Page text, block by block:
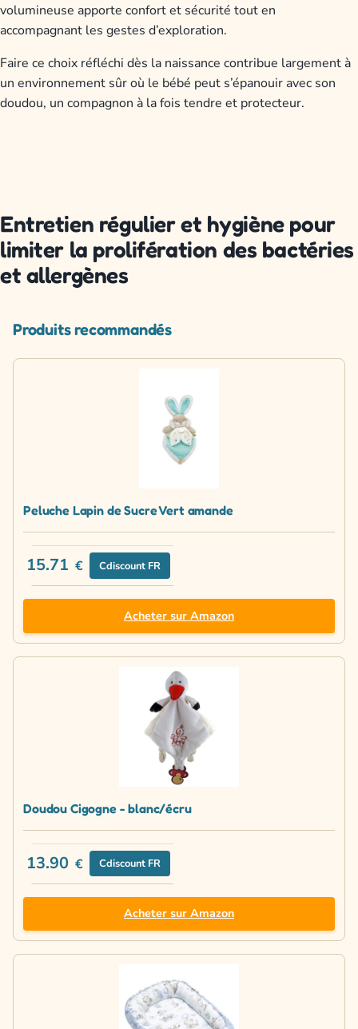
volumineuse apporte confort et sécurité tout en
accompagnant les gestes d’exploration.
Faire ce choix réfléchi dès la naissance contribue largement à
un environnement sûr où le bébé peut s’épanouir avec son
doudou, un compagnon à la fois tendre et protecteur.
Entretien régulier et hygiène pour
limiter la prolifération des bactéries
et allergènes
Produits recommandés
Peluche Lapin de Sucre Vert amande
15.71 € Cdiscount FR
Acheter sur Amazon
Doudou Cigogne - blanc/écru
13.90 € Cdiscount FR
Acheter sur Amazon